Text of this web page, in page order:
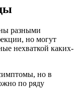
разными
но могут
нехваткой каких-
но в
по ряду